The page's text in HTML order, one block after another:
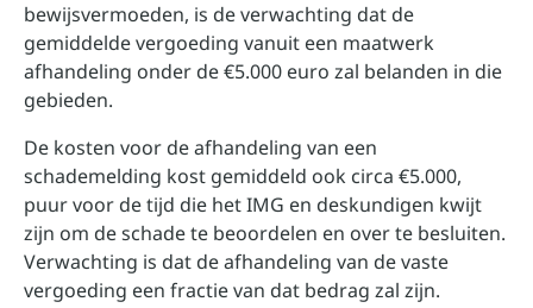
bewijsvermoeden, is de verwachting dat de
gemiddelde vergoeding vanuit een maatwerk
afhandeling onder de €5.000 euro zal belanden in die
gebieden.
De kosten voor de afhandeling van een
schademelding kost gemiddeld ook circa €5.000,
puur voor de tijd die het IMG en deskundigen kwijt
zijn om de schade te beoordelen en over te besluiten.
Verwachting is dat de afhandeling van de vaste
vergoeding een fractie van dat bedrag zal zijn.